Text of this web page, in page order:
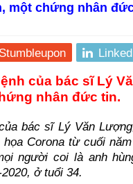
một chứng nhân
Stumbleupon
của bác sĩ Lý
nhân đức tin.
bác sĩ Lý Văn
Corona từ cuối
người coi là anh
ở tuổi 34.